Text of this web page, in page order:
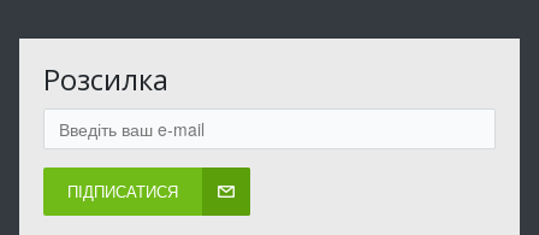
Розсилка
ПІДПИСАТИСЯ